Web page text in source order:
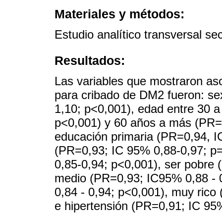
Materiales y métodos:
Estudio analítico transversal
Resultados:
Las variables que mostraron
para cribado de DM2 fueron:
1,10; p<0,001), edad entre 30
p<0,001) y 60 años a más
educación primaria (PR=0,94,
(PR=0,93; IC 95% 0,88-0,97;
0,85-0,94; p<0,001), ser pobre
medio (PR=0,93; IC95% 0,88
0,84 - 0,94; p<0,001), muy
e hipertensión (PR=0,91; IC